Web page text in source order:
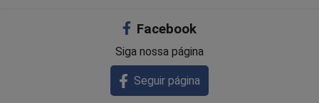
Facebook
Siga nossa página
Seguir página